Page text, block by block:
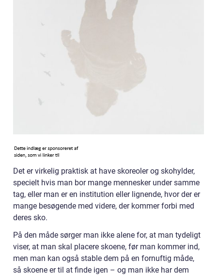
Det er virkelig praktisk at have skoreoler og skohylder,
specielt hvis man bor mange mennesker under samme
tag, eller man er en institution eller lignende, hvor der er
mange besøgende med videre, der kommer forbi med
deres sko.
På den måde sørger man ikke alene for, at man tydeligt
viser, at man skal placere skoene, før man kommer ind,
men man kan også stable dem på en fornuftig måde,
så skoene er til at finde igen – og man ikke har dem